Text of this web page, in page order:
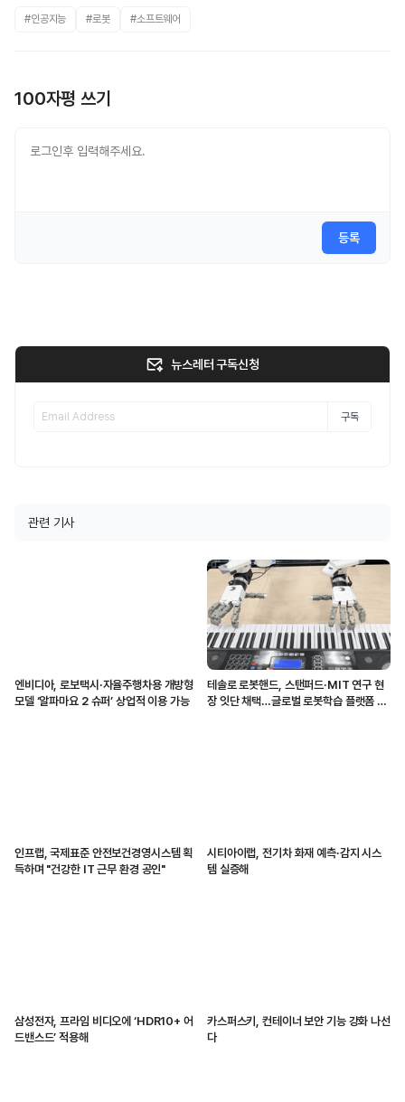
#인공지능 #로봇 #소프트웨어
100자평 쓰기
등록
뉴스레터 구독신청
구독
관련 기사
엔비디아, 로보택시·자율주행차용 개방형
모델 ‘알파마요 2 슈퍼’ 상업적 이용 가능
테솔로 로봇핸드, 스탠퍼드·MIT 연구 현
장 잇단 채택…글로벌 로봇학습 플랫폼 입
인프랩, 국제표준 안전보건경영시스템 획
득하며 "건강한 IT 근무 환경 공인"
시티아이랩, 전기차 화재 예측·감지 시스
템 실증해
삼성전자, 프라임 비디오에 ‘HDR10+ 어
드밴스드’ 적용해
카스퍼스키, 컨테이너 보안 기능 강화 나선
다